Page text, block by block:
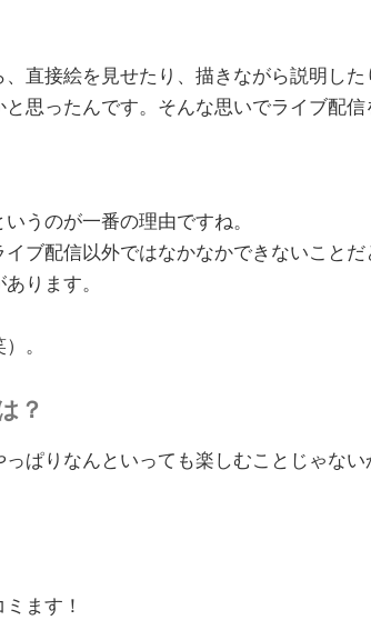
直接絵を見せたり、描きながら説明し
思ったんです。そんな思いでライブ配信
うのが一番の理由ですね。
ブ配信以外ではなかなかできないこと
ります。
。
？
ぱりなんといっても楽しむことじゃな
ます！